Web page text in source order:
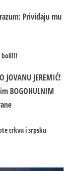
Priviđaju mu
boli!!!
JOVANU JEREMIĆ!
BOGOHULNIM
crkvu i srpsku